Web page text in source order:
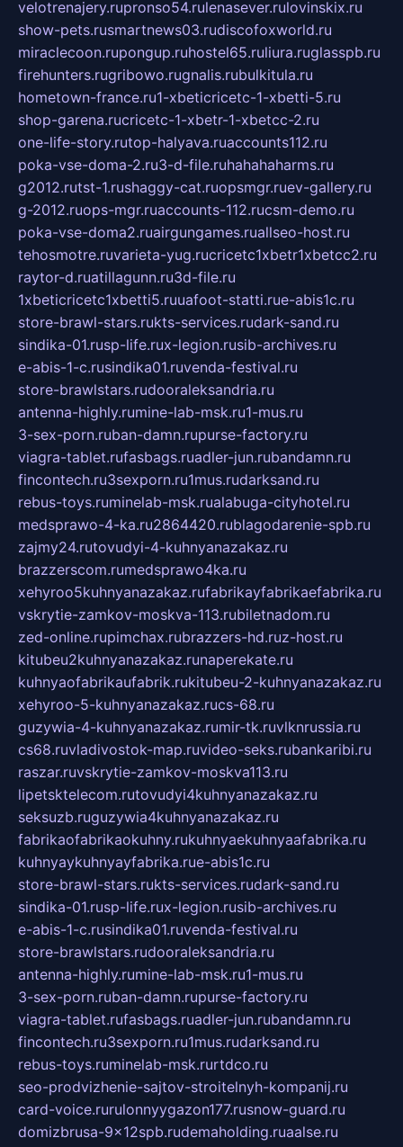
velotrenajery.rupronso54.rulenasever.rulovinskix.ru
show-pets.rusmartnews03.rudiscofoxworld.ru
miraclecoon.rupongup.ruhostel65.ruliura.ruglasspb.ru
firehunters.rugribowo.rugnalis.rubulkitula.ru
hometown-france.ru1-xbeticricetc-1-xbetti-5.ru
shop-garena.rucricetc-1-xbetr-1-xbetcc-2.ru
one-life-story.rutop-halyava.ruaccounts112.ru
poka-vse-doma-2.ru3-d-file.ruhahahaharms.ru
g2012.rutst-1.rushaggy-cat.ruopsmgr.ruev-gallery.ru
g-2012.ruops-mgr.ruaccounts-112.rucsm-demo.ru
poka-vse-doma2.ruairgungames.ruallseo-host.ru
tehosmotre.ruvarieta-yug.rucricetc1xbetr1xbetcc2.ru
raytor-d.ruatillagunn.ru3d-file.ru
1xbeticricetc1xbetti5.ruuafoot-statti.rue-abis1c.ru
store-brawl-stars.rukts-services.rudark-sand.ru
sindika-01.rusp-life.rux-legion.rusib-archives.ru
e-abis-1-c.rusindika01.ruvenda-festival.ru
store-brawlstars.rudooraleksandria.ru
antenna-highly.rumine-lab-msk.ru1-mus.ru
3-sex-porn.ruban-damn.rupurse-factory.ru
viagra-tablet.rufasbags.ruadler-jun.rubandamn.ru
fincontech.ru3sexporn.ru1mus.rudarksand.ru
rebus-toys.ruminelab-msk.rualabuga-cityhotel.ru
medsprawo-4-ka.ru2864420.rublagodarenie-spb.ru
zajmy24.rutovudyi-4-kuhnyanazakaz.ru
brazzerscom.rumedsprawo4ka.ru
xehyroo5kuhnyanazakaz.rufabrikayfabrikaefabrika.ru
vskrytie-zamkov-moskva-113.rubiletnadom.ru
zed-online.rupimchax.rubrazzers-hd.ruz-host.ru
kitubeu2kuhnyanazakaz.runaperekate.ru
kuhnyaofabrikaufabrik.rukitubeu-2-kuhnyanazakaz.ru
xehyroo-5-kuhnyanazakaz.rucs-68.ru
guzywia-4-kuhnyanazakaz.rumir-tk.ruvlknrussia.ru
cs68.ruvladivostok-map.ruvideo-seks.rubankaribi.ru
raszar.ruvskrytie-zamkov-moskva113.ru
lipetsktelecom.rutovudyi4kuhnyanazakaz.ru
seksuzb.ruguzywia4kuhnyanazakaz.ru
fabrikaofabrikaokuhny.rukuhnyaekuhnyaafabrika.ru
kuhnyaykuhnyayfabrika.rue-abis1c.ru
store-brawl-stars.rukts-services.rudark-sand.ru
sindika-01.rusp-life.rux-legion.rusib-archives.ru
e-abis-1-c.rusindika01.ruvenda-festival.ru
store-brawlstars.rudooraleksandria.ru
antenna-highly.rumine-lab-msk.ru1-mus.ru
3-sex-porn.ruban-damn.rupurse-factory.ru
viagra-tablet.rufasbags.ruadler-jun.rubandamn.ru
fincontech.ru3sexporn.ru1mus.rudarksand.ru
rebus-toys.ruminelab-msk.rurtdco.ru
seo-prodvizhenie-sajtov-stroitelnyh-kompanij.ru
card-voice.rurulonnyygazon177.rusnow-guard.ru
domizbrusa-9x12spb.rudemaholding.ruaalse.ru